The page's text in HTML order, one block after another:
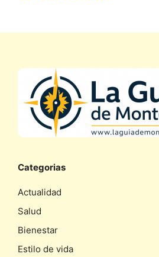
Categorias
Actualidad
Salud
Bienestar
Estilo de vida